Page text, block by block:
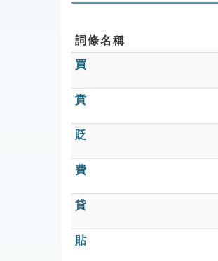
詞條名稱
買
賁
貶
費
貸
貼